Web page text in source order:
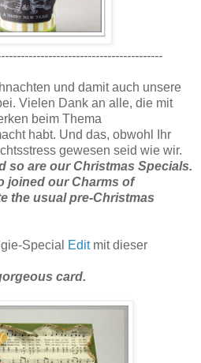
und damit auch unsere
Vielen Dank an alle, die mit
beim Thema
habt. Und das, obwohl Ihr
gewesen seid wie wir.
so are our Christmas Specials.
joined our Charms of
the usual pre-Christmas
Special Edit mit dieser
card.